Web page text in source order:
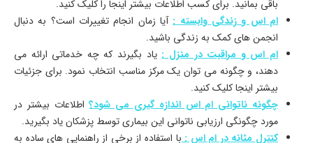
باقی بمانید. برای کسب اطلاعات بیشتر اینجا را کلیک کنید.
ام اس و زندگی وابسته :آیا زمان انجام تغییرات است؟ به دنبال
انجمن های کمک به زندگی باشید.
ام اس و مراقبت در منزل :یاد بگیرند که چه خدماتی ارائه می
دهند، و چگونه می توان یک مرکز مناسب انتخاب نمود. برای جزئیات
بیشتر اینجا کلیک کنید.
چگونه ناتوانی ام اس اندازه گیری می شود؟اطلاعات بیشتر در
مورد چگونگی ارزیابی ناتوانی این بیماری توسط پزشکان یاد بگیرید.
کنترل مثانه در ام اس :با استفاده از برخی از راهنمایی های ساده به